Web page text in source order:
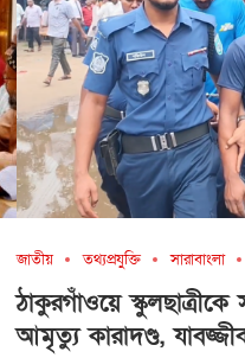
জাতীয় তথ্যপ্রযুক্তি সারাবাংলা
ঠাকুরগাঁওয়ে
আমৃত্যু কারাদণ্ড,